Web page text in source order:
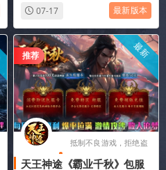
可打、丝滑无限刀（飞剑锻
07-17 最新版本
推荐 最新
抵制不良游戏，拒绝盗
版游戏
天王神途《霸业千秋》包服